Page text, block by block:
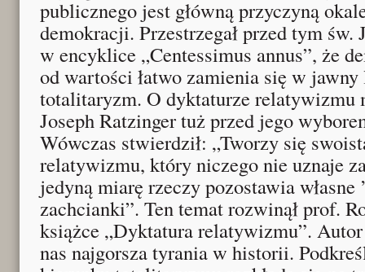
publicznego jest główną przyczyną
demokracji. Przestrzegał przed tym św.
w encyklice „Centessimus annus”, że
od wartości łatwo zamienia się w
totalitaryzm. O dyktaturze relatywizmu
Joseph Ratzinger tuż przed jego
Wówczas stwierdził: „Tworzy się
relatywizmu, który niczego nie uznaje
jedyną miarę rzeczy pozostawia własne
zachcianki”. Ten temat rozwinął prof.
książce „Dyktatura relatywizmu”.
nas najgorsza tyrania w historii.